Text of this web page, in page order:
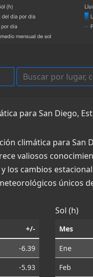
para San Diego,
climática para San
valiosos
los cambios
únicos
+/-
-6.39
-5.93
Sol (h)
Mes
Ene
Feb